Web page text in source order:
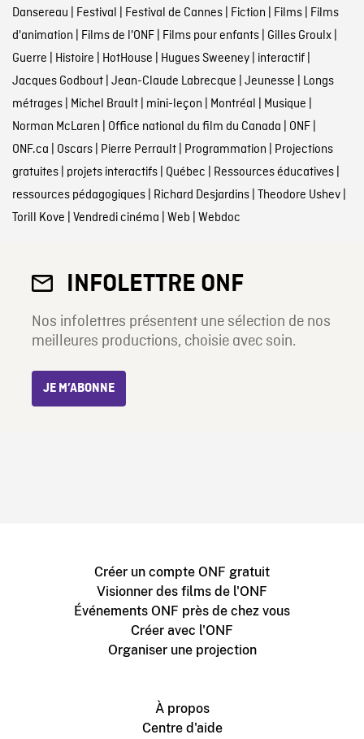
Dansereau | Festival | Festival de Cannes| Fiction | Films| Films
d'animation | Films de l'ONF| Films pour enfants| Gilles Groulx|
Guerre | Histoire | HotHouse | Hugues Sweeney| interactif|
Jacques Godbout| Jean-Claude Labrecque | Jeunesse | Longs
métrages| Michel Brault| mini-leçon | Montréal | Musique |
Norman McLaren | Office national du film du Canada | ONF|
ONF.ca | Oscars| Pierre Perrault| Programmation | Projections
gratuites| projets interactifs| Québec | Ressources éducatives|
ressources pédagogiques| Richard Desjardins| Theodore Ushev|
Torill Kove | Vendredi cinéma | Web | Webdoc
INFOLETTRE ONF
Nos infolettres présentent une sélection de nos
meilleures productions, choisie avec soin.
JE M’ABONNE
Créer un compte ONF gratuit
Visionner des films de l'ONF
Événements ONF près de chez vous
Créer avec l'ONF
Organiser une projection
À propos
Centre d'aide